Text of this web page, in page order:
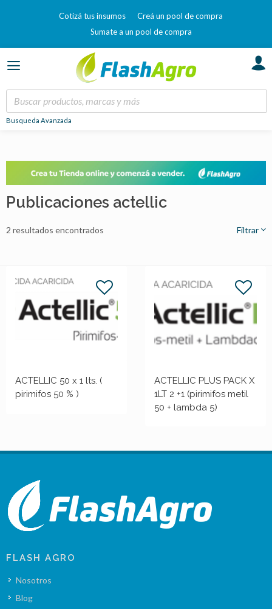
Cotizá tus insumos
Creá un pool de compra
Sumate a un pool de compra
Busqueda Avanzada
ACTELLIC 50 x 1 lts. (
pirimifos 50 % )
ACTELLIC PLUS PACK X
1LT 2 +1 (pirimifos metil
50 + lambda 5)
Publicaciones actellic
2 resultados encontrados Filtrar
FLASH AGRO
Nosotros
Blog